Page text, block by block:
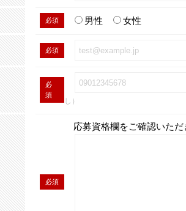
必須 男性 女性
必須
必
須
し）
必須
応募資格欄をご確認いただ